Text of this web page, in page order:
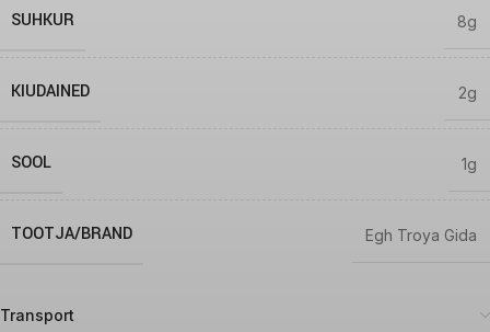
SUHKUR 8g
KIUDAINED 2g
SOOL 1g
TOOTJA/BRAND Egh Troya Gida
Transport